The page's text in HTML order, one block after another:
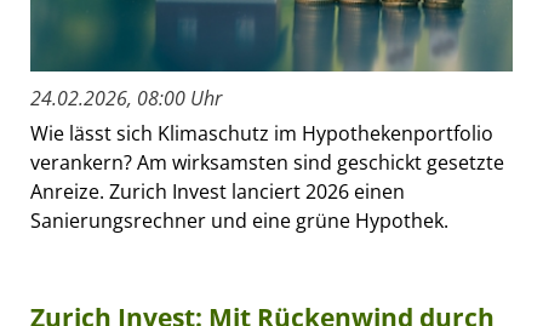
24.02.2026, 08:00 Uhr
Wie lässt sich Klimaschutz im Hypothekenportfolio
verankern? Am wirksamsten sind geschickt gesetzte
Anreize. Zurich Invest lanciert 2026 einen
Sanierungsrechner und eine grüne Hypothek.
Zurich Invest: Mit Rückenwind durch